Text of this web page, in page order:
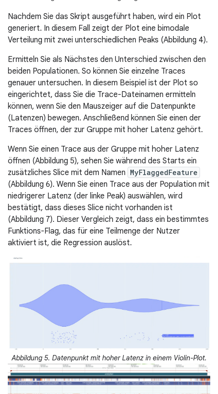
Nachdem Sie das Skript ausgeführt haben, wird ein Plot
generiert. In diesem Fall zeigt der Plot eine bimodale
Verteilung mit zwei unterschiedlichen Peaks (Abbildung 4).
Ermitteln Sie als Nächstes den Unterschied zwischen den
beiden Populationen. So können Sie einzelne Traces
genauer untersuchen. In diesem Beispiel ist der Plot so
eingerichtet, dass Sie die Trace-Dateinamen ermitteln
können, wenn Sie den Mauszeiger auf die Datenpunkte
(Latenzen) bewegen. Anschließend können Sie einen der
Traces öffnen, der zur Gruppe mit hoher Latenz gehört.
Wenn Sie einen Trace aus der Gruppe mit hoher Latenz
öffnen (Abbildung 5), sehen Sie während des Starts ein
zusätzliches Slice mit dem Namen MyFlaggedFeature
(Abbildung 6). Wenn Sie einen Trace aus der Population mit
niedrigerer Latenz (der linke Peak) auswählen, wird
bestätigt, dass dieses Slice nicht vorhanden ist
(Abbildung 7). Dieser Vergleich zeigt, dass ein bestimmtes
Funktions-Flag, das für eine Teilmenge der Nutzer
aktiviert ist, die Regression auslöst.
Abbildung 5. Datenpunkt mit hoher Latenz in einem Violin-Plot.